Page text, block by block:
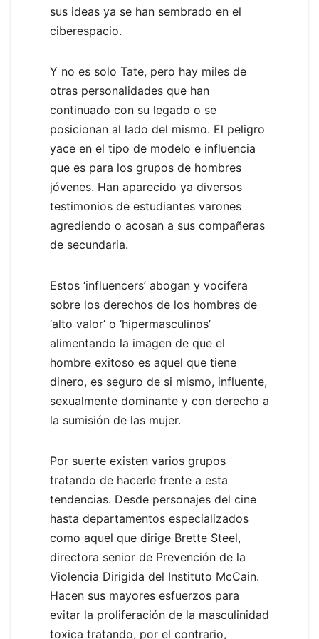
sus ideas ya se han sembrado en el
ciberespacio.
Y no es solo Tate, pero hay miles de
otras personalidades que han
continuado con su legado o se
posicionan al lado del mismo. El peligro
yace en el tipo de modelo e influencia
que es para los grupos de hombres
jóvenes. Han aparecido ya diversos
testimonios de estudiantes varones
agrediendo o acosan a sus compañeras
de secundaria.
Estos ‘influencers’ abogan y vocifera
sobre los derechos de los hombres de
‘alto valor’ o ‘hipermasculinos’
alimentando la imagen de que el
hombre exitoso es aquel que tiene
dinero, es seguro de si mismo, influente,
sexualmente dominante y con derecho a
la sumisión de las mujer.
Por suerte existen varios grupos
tratando de hacerle frente a esta
tendencias. Desde personajes del cine
hasta departamentos especializados
como aquel que dirige Brette Steel,
directora senior de Prevención de la
Violencia Dirigida del Instituto McCain.
Hacen sus mayores esfuerzos para
evitar la proliferación de la masculinidad
toxica tratando, por el contrario,